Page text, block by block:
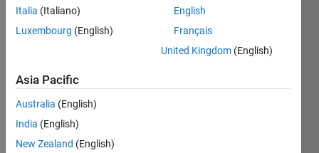
座
標
で
の
Italia (Italiano)
Luxembourg (English)
English
Français
United Kingdom (English)
Asia Pacific
Australia (English)
India (English)
New Zealand (English)